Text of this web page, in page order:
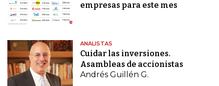
empresas para este mes
ANALISTAS
Cuidar las inversiones.
Asambleas de accionistas
Andrés Guillén G.